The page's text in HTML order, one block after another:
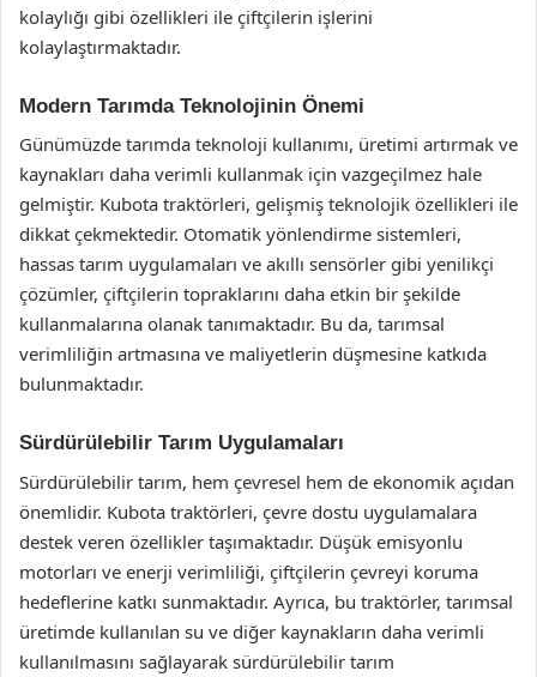
kolaylığı gibi özellikleri ile çiftçilerin işlerini
kolaylaştırmaktadır.
Modern Tarımda Teknolojinin Önemi
Günümüzde tarımda teknoloji kullanımı, üretimi artırmak ve
kaynakları daha verimli kullanmak için vazgeçilmez hale
gelmiştir. Kubota traktörleri, gelişmiş teknolojik özellikleri ile
dikkat çekmektedir. Otomatik yönlendirme sistemleri,
hassas tarım uygulamaları ve akıllı sensörler gibi yenilikçi
çözümler, çiftçilerin topraklarını daha etkin bir şekilde
kullanmalarına olanak tanımaktadır. Bu da, tarımsal
verimliliğin artmasına ve maliyetlerin düşmesine katkıda
bulunmaktadır.
Sürdürülebilir Tarım Uygulamaları
Sürdürülebilir tarım, hem çevresel hem de ekonomik açıdan
önemlidir. Kubota traktörleri, çevre dostu uygulamalara
destek veren özellikler taşımaktadır. Düşük emisyonlu
motorları ve enerji verimliliği, çiftçilerin çevreyi koruma
hedeflerine katkı sunmaktadır. Ayrıca, bu traktörler, tarımsal
üretimde kullanılan su ve diğer kaynakların daha verimli
kullanılmasını sağlayarak sürdürülebilir tarım